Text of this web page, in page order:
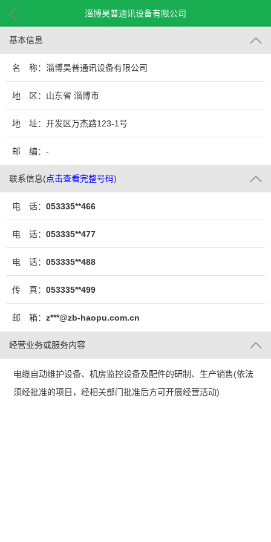
淄博昊普通讯设备有限公司
基本信息
名 称：淄博昊普通讯设备有限公司
地 区：山东省 淄博市
地 址：开发区万杰路123-1号
邮 编：-
联系信息(点击查看完整号码)
电 话： 053335**466
电 话： 053335**477
电 话： 053335**488
传 真： 053335**499
邮 箱： z***@zb-haopu.com.cn
经营业务或服务内容
电缆自动维护设备、机房监控设备及配件的研制、生产销售(依法
须经批准的项目，经相关部门批准后方可开展经营活动)